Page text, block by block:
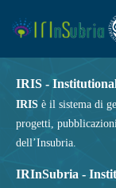
IRIS -
IRIS è il sistema di
progetti,
dell’Insubria.
IRInSubria -